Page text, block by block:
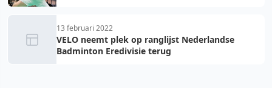
13 februari 2022
VELO neemt plek op ranglijst Nederlandse
Badminton Eredivisie terug